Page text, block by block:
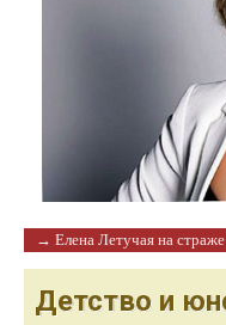
→ Елена Летучая на страже
Детство и